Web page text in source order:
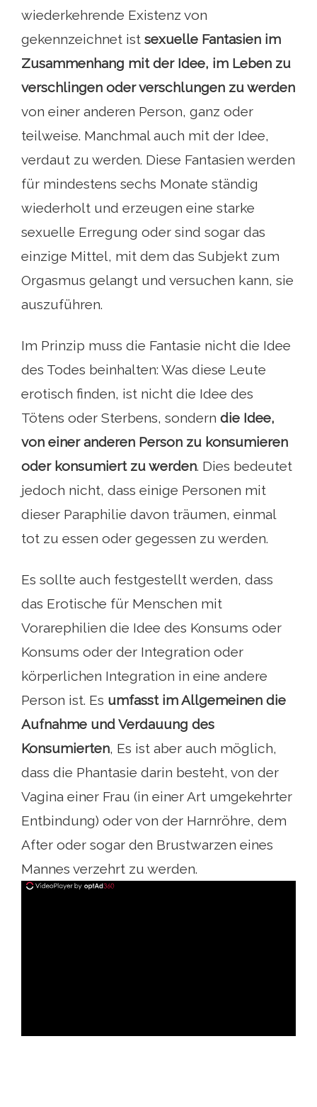
wiederkehrende Existenz von
gekennzeichnet ist sexuelle Fantasien im
Zusammenhang mit der Idee, im Leben zu
verschlingen oder verschlungen zu werden
von einer anderen Person, ganz oder
teilweise. Manchmal auch mit der Idee,
verdaut zu werden. Diese Fantasien werden
für mindestens sechs Monate ständig
wiederholt und erzeugen eine starke
sexuelle Erregung oder sind sogar das
einzige Mittel, mit dem das Subjekt zum
Orgasmus gelangt und versuchen kann, sie
auszuführen.
Im Prinzip muss die Fantasie nicht die Idee
des Todes beinhalten: Was diese Leute
erotisch finden, ist nicht die Idee des
Tötens oder Sterbens, sondern die Idee,
von einer anderen Person zu konsumieren
oder konsumiert zu werden. Dies bedeutet
jedoch nicht, dass einige Personen mit
dieser Paraphilie davon träumen, einmal
tot zu essen oder gegessen zu werden.
Es sollte auch festgestellt werden, dass
das Erotische für Menschen mit
Vorarephilien die Idee des Konsums oder
Konsums oder der Integration oder
körperlichen Integration in eine andere
Person ist. Es umfasst im Allgemeinen die
Aufnahme und Verdauung des
Konsumierten, Es ist aber auch möglich,
dass die Phantasie darin besteht, von der
Vagina einer Frau (in einer Art umgekehrter
Entbindung) oder von der Harnröhre, dem
After oder sogar den Brustwarzen eines
Mannes verzehrt zu werden.